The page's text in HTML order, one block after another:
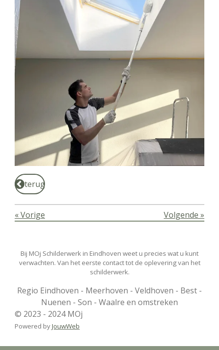
terug
«Vorige Volgende »
Bij MOj Schilderwerk in Eindhoven weet u precies wat u kunt
verwachten. Van het eerste contact tot de oplevering van het
schilderwerk.
Regio Eindhoven - Meerhoven - Veldhoven - Best -
Nuenen - Son - Waalre en omstreken
© 2023 - 2024 MOj
Powered byJouwWeb